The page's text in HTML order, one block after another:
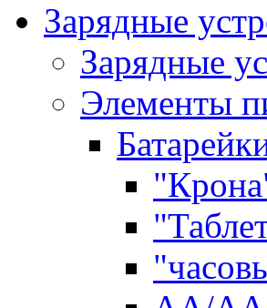
Зарядные
Зарядные
Элементы